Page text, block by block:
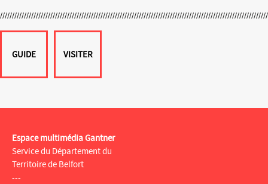
GUIDE VISITER
Espace multimédia Gantner
Service du Département du
Territoire de Belfort
---